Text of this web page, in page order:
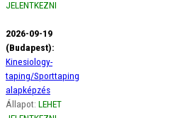
JELENTKEZNI
2026-09-19
(Budapest):
Kinesiology-
taping/Sporttaping
alapképzés
Állapot: LEHET